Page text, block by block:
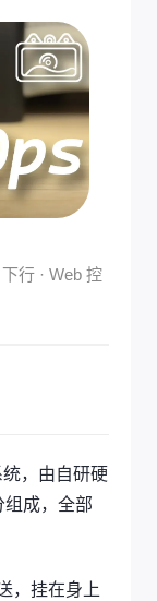
行 · Web 控
，由自研硬
组成，全部
，挂在身上